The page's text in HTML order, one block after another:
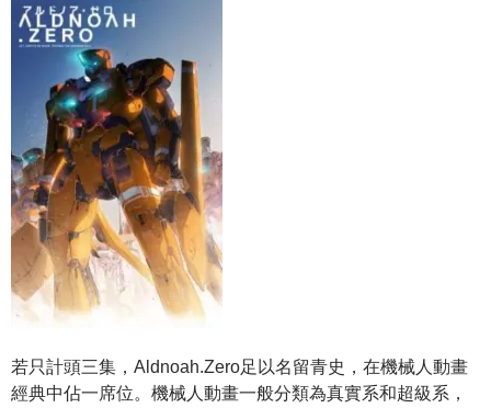
若只計頭三集，Aldnoah.Zero足以名留青史，在機械人動畫
經典中佔一席位。機械人動畫一般分類為真實系和超級系，